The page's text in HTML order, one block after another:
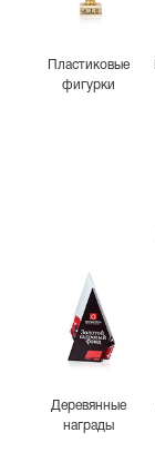
Пластиковые
фигурки
Деревянные
награды